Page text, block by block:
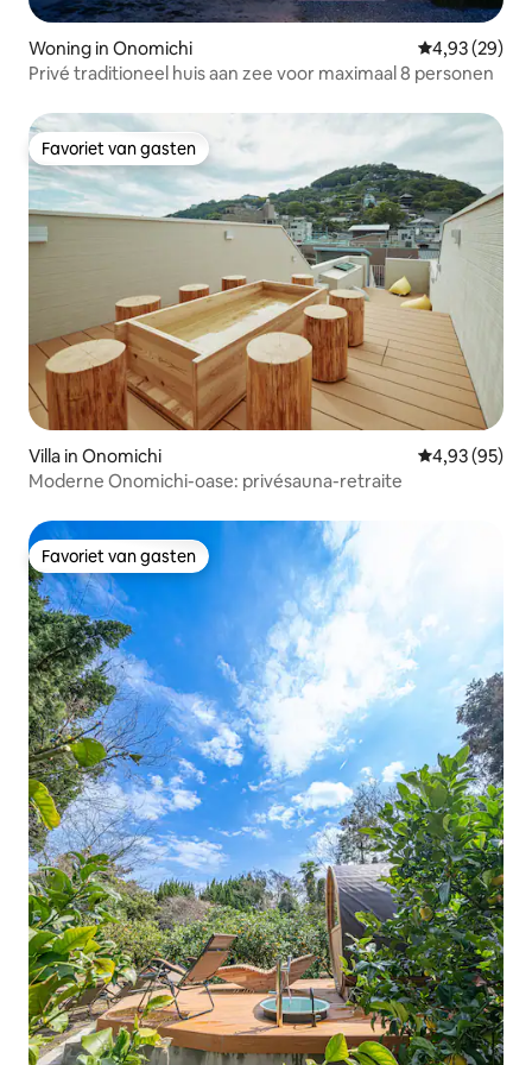
Woning in Onomichi Gemiddelde
4,93 (29)
Privé traditioneel huis aan zee voor maximaal 8 personen
Favoriet van gasten
Favoriet van gasten
Villa in Onomichi Gemiddelde
4,93 (95)
Moderne Onomichi-oase: privésauna-retraite
Favoriet van gasten
Favoriet van gasten